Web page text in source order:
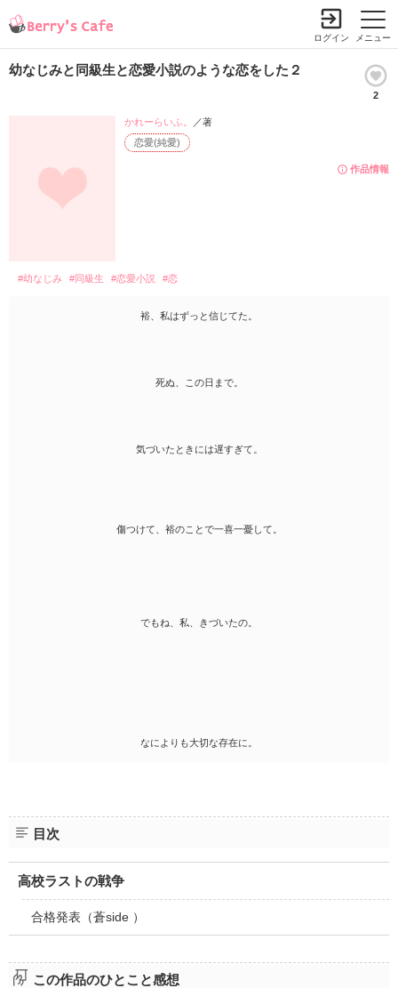
メニュー
ログイン
幼なじみと同級生と恋愛小説のような恋をした２
2
作品情報
恋愛(純愛)
かれーらいふ。 ／著
#幼なじみ #同級生 #恋愛小説 #恋
裕、私はずっと信じてた。
死ぬ、この日まで。
気づいたときには遅すぎて。
傷つけて、裕のことで一喜一憂して。
でもね、私、きづいたの。
なによりも大切な存在に。
目次
高校ラストの戦争
合格発表（蒼side ）
この作品のひとこと感想